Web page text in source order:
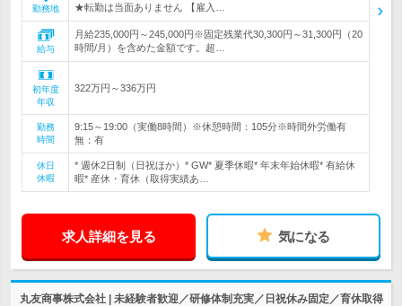
勤務地
★転勤は当面ありません 【雇入…
給与
月給235,000円～245,000円※固定残業代30,300円～31,300円（20
時間/月）を含めた金額です。超…
初年度
年収
322万円～336万円
勤務
時間
9:15～19:00（実働8時間）※休憩時間：105分※時間外労働有
無：有
休日
休暇
* 週休2日制（日祝ほか）* GW* 夏季休暇* 年末年始休暇* 有給休
暇* 産休・育休（取得実績あ…
求人詳細を見る 気になる
丸友商事株式会社 | 未経験者歓迎／研修体制充実／日祝休み固定／育休取得